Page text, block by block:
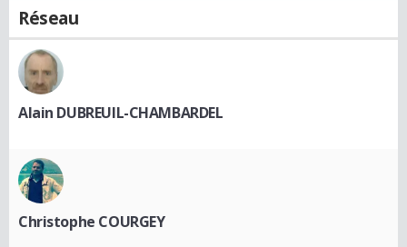
Réseau
Alain DUBREUIL-CHAMBARDEL
Christophe COURGEY